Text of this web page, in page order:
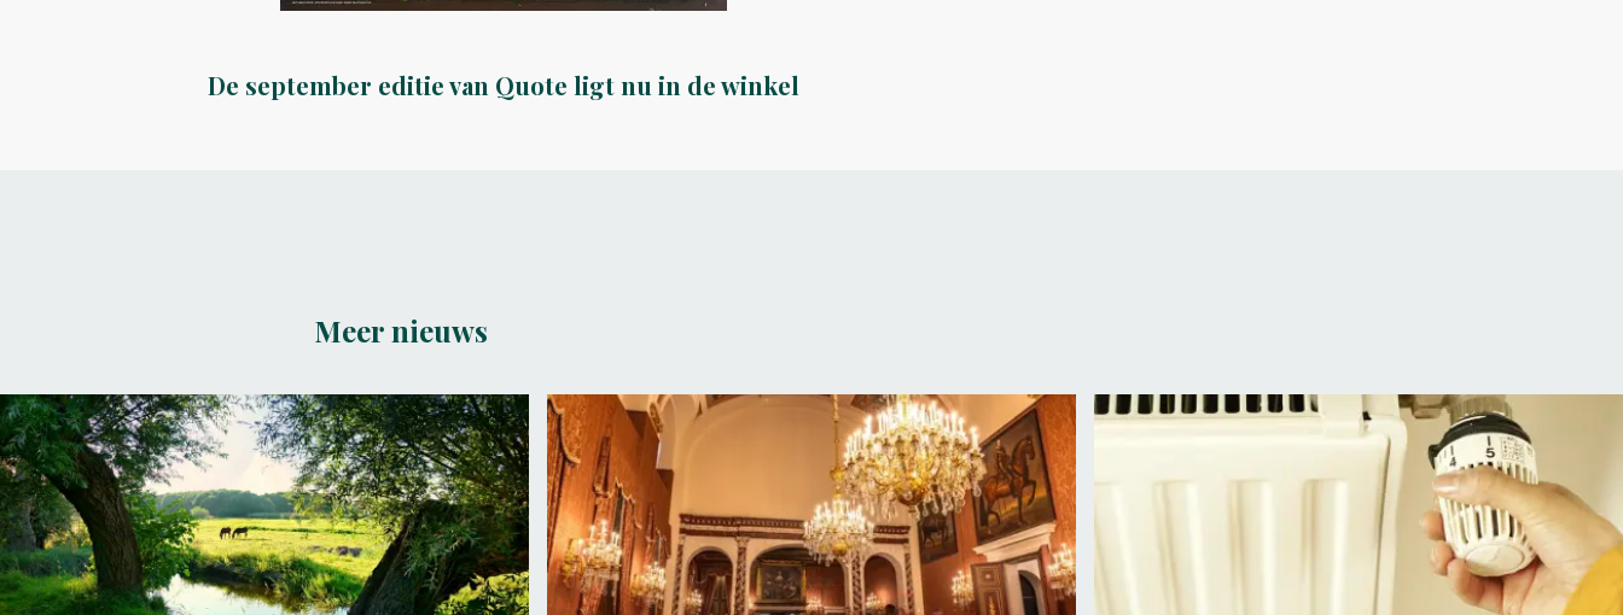
De september editie van Quote ligt nu in de winkel
Meer nieuws